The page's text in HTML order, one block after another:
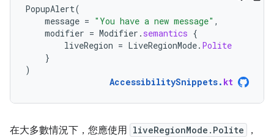
PopupAlert(
message = "You have a new message" ,
modifier = Modifier . semantics {
liveRegion = LiveRegionMode. Polite
}
)
AccessibilitySnippets. kt
在大多數情況下，您應使用 liveRegionMode.Polite
，